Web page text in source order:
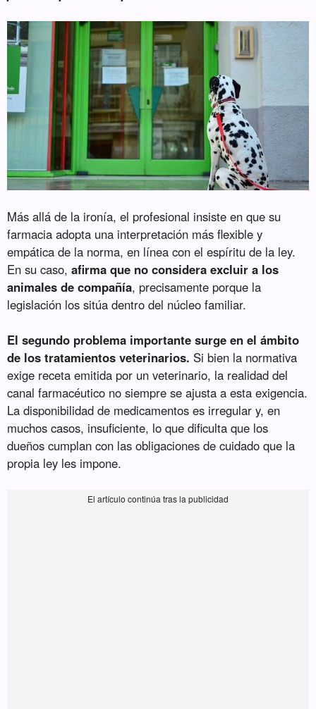
Más allá de la ironía, el profesional insiste en que su
farmacia adopta una interpretación más flexible y
empática de la norma, en línea con el espíritu de la ley.
En su caso,afirma que no considera excluir a los
animales de compañía, precisamente porque la
legislación los sitúa dentro del núcleo familiar.
El segundo problema importante surge en el ámbito
de los tratamientos veterinarios. Si bien la normativa
exige receta emitida por un veterinario, la realidad del
canal farmacéutico no siempre se ajusta a esta exigencia.
La disponibilidad de medicamentos es irregular y, en
muchos casos, insuficiente, lo que dificulta que los
dueños cumplan con las obligaciones de cuidado que la
propia ley les impone.